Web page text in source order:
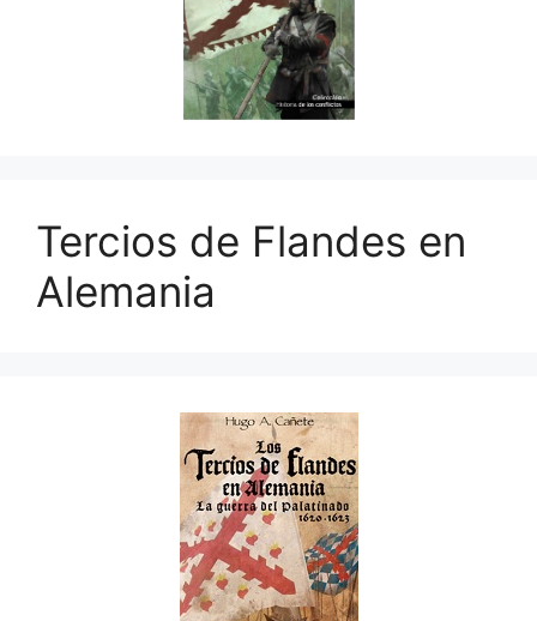
Tercios de Flandes en
Alemania